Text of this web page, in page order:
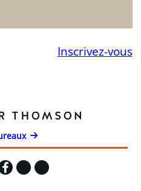
Inscrivez-vous
Instagram
YouTube